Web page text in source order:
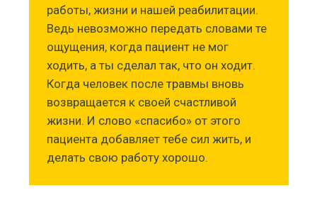
работы, жизни и нашей реабилитации.
Ведь невозможно передать словами те
ощущения, когда пациент не мог
ходить, а ты сделал так, что он ходит.
Когда человек после травмы вновь
возвращается к своей счастливой
жизни. И слово «спасибо» от этого
пациента добавляет тебе сил жить, и
делать свою работу хорошо.